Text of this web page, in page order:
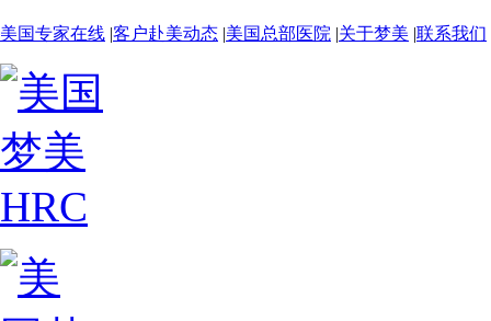
美国专家在线 |客户赴美动态 |美国总部医院 |关于梦美 |联系我们